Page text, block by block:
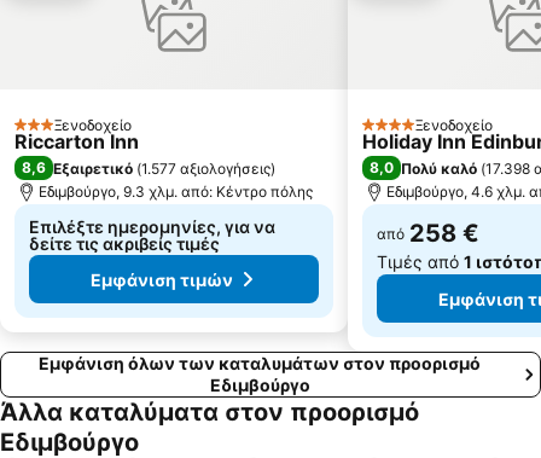
3 ΑστέριαΞενοδοχείο
Riccarton Inn
8,6 Εξαιρετικό (1.577 αξιολογήσεις)
Εδιμβούργο, 9.3 χλμ. από: Κέντρο πόλης
Επιλέξτε ημερομηνίες, για να
δείτε τις ακριβείς τιμές
Εμφάνιση τιμών
4 ΑστέριαΞενοδοχείο
Holiday Inn
8,0 Πολύ καλό (17.398
Εδιμβούργο, 4.6 χλμ.
από 258 €
Τιμές από 1
Εμφάνιση
Εμφάνιση όλων των καταλυμάτων στον προορισμό
Εδιμβούργο
Άλλα καταλύματα στον προορισμό
Εδιμβούργο